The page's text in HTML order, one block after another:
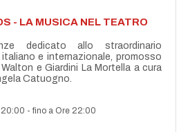
- LA MUSICA NEL TEATRO
dedicato allo straordinario
e internazionale, promosso
e Giardini La Mortella a cura
Catuogno.
20:00 -fino a Ore 22:00